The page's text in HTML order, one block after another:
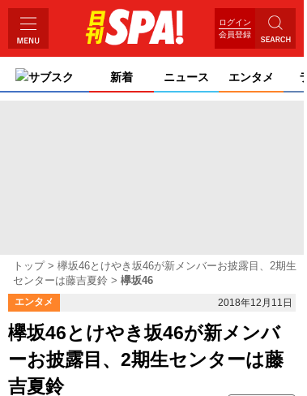
ログイン
会員登録
サブスク 新着 ニュース エンタメ
トップ
欅坂46とけやき坂46が新メンバーお披露目、2期生
センターは藤吉夏鈴
欅坂46
エンタメ 2018年12月11日
欅坂46とけやき坂46が新メンバ
ーお披露目、2期生センターは藤
吉夏鈴